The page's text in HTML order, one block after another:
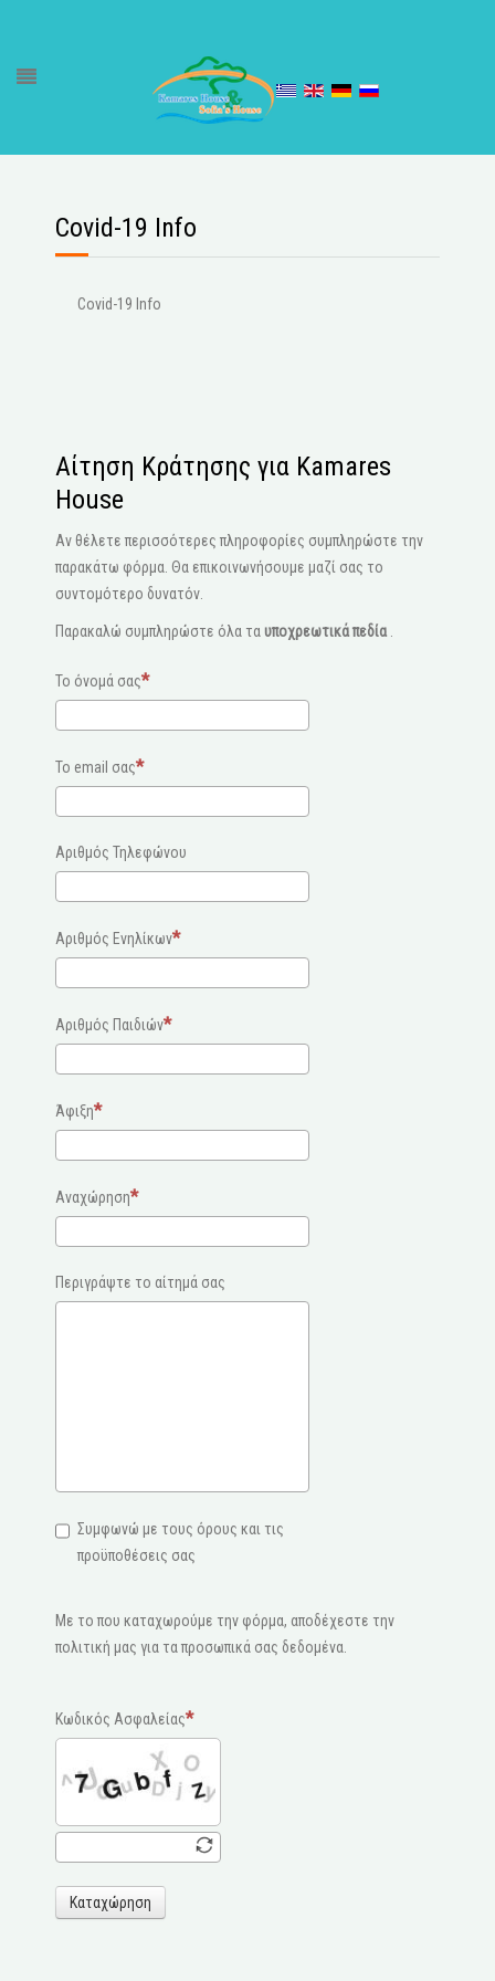
Covid-19 Info
Covid-19 Info
Αίτηση Κράτησης για Kamares
House
Αν θέλετε περισσότερες πληροφορίες συμπληρώστε την
παρακάτω φόρμα. Θα επικοινωνήσουμε μαζί σας το
συντομότερο δυνατόν.
Παρακαλώ συμπληρώστε όλα ταυποχρεωτικά πεδία
Το όνομά σας
Το email σας
Αριθμός Τηλεφώνου
Αριθμός Ενηλίκων
Αριθμός Παιδιών
Άφιξη
Αναχώρηση
Περιγράψτε το αίτημά σας
Συμφωνώ με τους όρους και τις
προϋποθέσεις σας
Με το που καταχωρούμε την φόρμα, αποδέχεστε την
πολιτική μας για τα προσωπικά σας δεδομένα.
Κωδικός Ασφαλείας
Καταχώρηση